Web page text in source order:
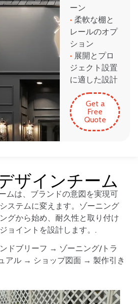
ーン
• 柔軟な棚と
レールのオプ
ション
• 展開とプロ
ジェクト設置
に適した設計
Get a
Free
Quote
ザインチーム
ムは、ブランドの意図を実現可
ステムに変えます。ゾーニング
グから始め、耐久性と取り付け
ョイントを設計します。.
ドブリーフ → ゾーニング/トラ
アル → ショップ図面 → 製作引き